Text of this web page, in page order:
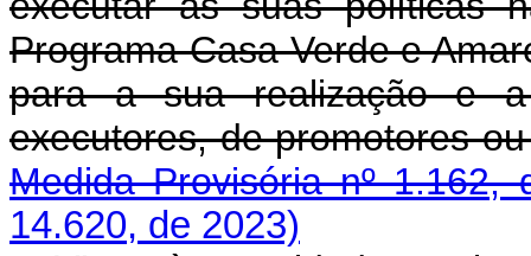
Programa Casa Verde e
para a sua realização e
executores, de
Medida Provisória nº 1.162,
14.620, de 2023)